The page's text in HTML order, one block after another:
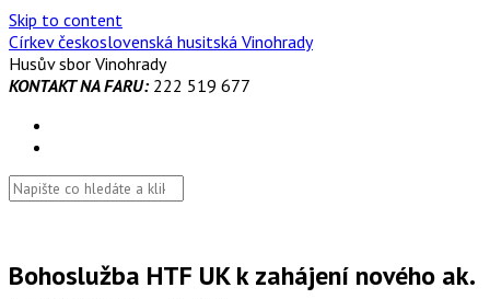
Skip to content
Církev československá husitská Vinohrady
Husův sbor Vinohrady
KONTAKT NA FARU:222 519 677
Bohoslužba HTF UK k zahájení nového ak.